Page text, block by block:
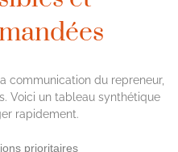
communication du repreneur,
Voici un tableau synthétique
rapidement.
prioritaires